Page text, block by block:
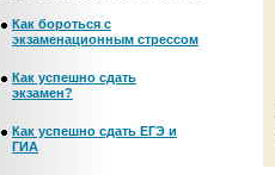
Как бороться с
экзаменационным стрессом
Как успешно сдать
экзамен?
Как успешно сдать ЕГЭ и
ГИА